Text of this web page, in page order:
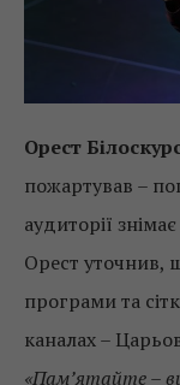
Орест
пожартував –
аудиторії
Орест уточнив,
програми та
каналах –
«Пам’ятайте –